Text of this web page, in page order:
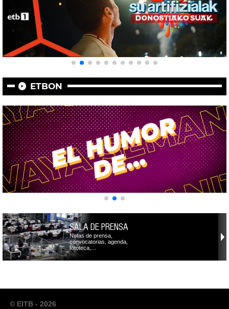
ETBON
SALA DE PRENSA
Notas de prensa,
convocatorias, agenda,
fototeca,…
© EITB - 2026